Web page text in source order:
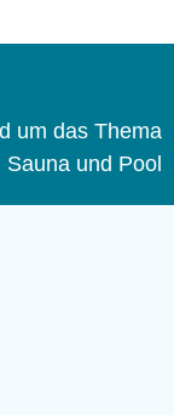
um das Thema
und Pool